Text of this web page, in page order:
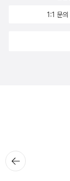
뒤로가
기
1:1 문의